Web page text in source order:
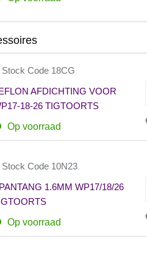
Stock Code 18CG
AFDICHTING VOOR
18-26 TIGTOORTS
Op voorraad
Stock Code 10N23
1.6MM WP17/18/26
Op voorraad